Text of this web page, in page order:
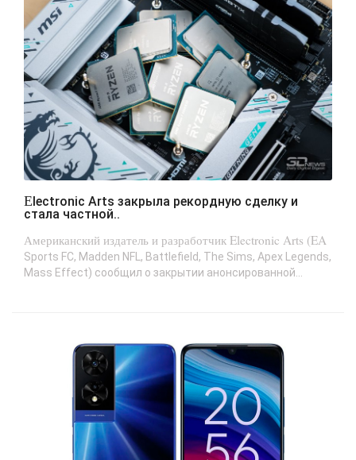
Electronic Arts закрыла рекордную сделку и
стала частной..
Американский издатель и разработчик Electronic Arts (EA
Sports FC, Madden NFL, Battlefield, The Sims, Apex Legends,
Mass Effect) сообщил о закрытии анонсированной...